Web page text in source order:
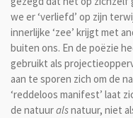
we er ‘verliefd’ op zijn
innerlijke ‘zee’ krijgt met
buiten ons. En de poëzie
gebruikt als
aan te sporen zich om de
‘reddeloos manifest’ laat
de natuuralsnatuur, niet